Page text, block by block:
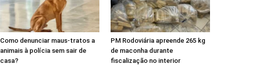
Como denunciar maus-tratos a
animais à polícia sem sair de
casa?
PM Rodoviária apreende 265 kg
de maconha durante
fiscalização no interior